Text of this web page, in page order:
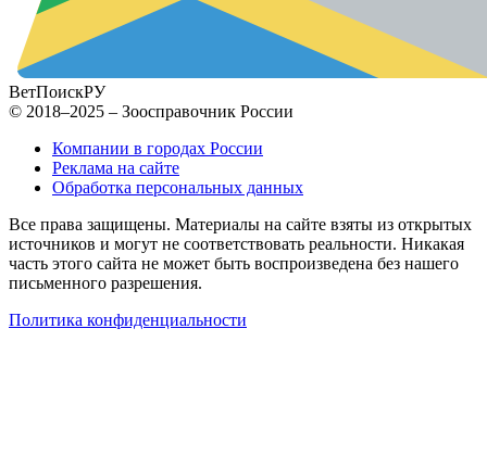
ВетПоискРУ
© 2018–2025 – Зоосправочник России
Компании в городах России
Реклама на сайте
Обработка персональных данных
Все права защищены. Материалы на сайте взяты из открытых
источников и могут не соответствовать реальности. Никакая
часть этого сайта не может быть воспроизведена без нашего
письменного разрешения.
Политика конфиденциальности